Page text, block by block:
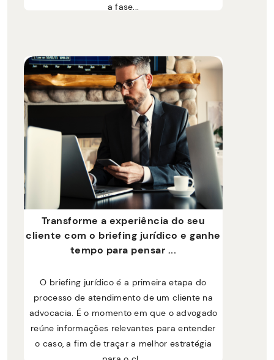
a fase...
Transforme a experiência do seu
cliente com o briefing jurídico e ganhe
tempo para pensar ...
O briefing jurídico é a primeira etapa do
processo de atendimento de um cliente na
advocacia. É o momento em que o advogado
reúne informações relevantes para entender
o caso, a fim de traçar a melhor estratégia